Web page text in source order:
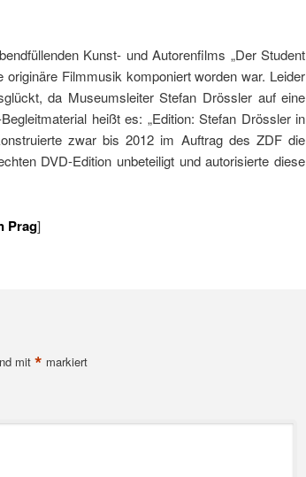
Kunst- und Autorenfilms „Der Student
Filmmusik komponiert worden war. Leider
da Museumsleiter Stefan Drössler auf eine
heißt es: „Edition: Stefan Drössler in
zwar bis 2012 im Auftrag des ZDF die
DVD-Edition unbeteiligt und autorisierte diese
Prag]
mit * markiert